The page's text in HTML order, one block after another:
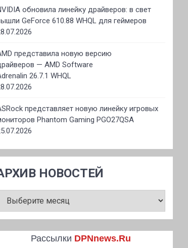
обновила линейку драйверов: в свет
GeForce 610.88 WHQL для геймеров
представила новую версию
— AMD Software
26.7.1 WHQL
представляет новую линейку игровых
Phantom Gaming PGO27QSA
НОВОСТЕЙ
НОВОСТЕЙ
Рассылки DPNnews.Ru